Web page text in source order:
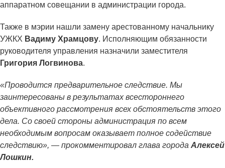
аппаратном совещании в администрации города.
Также в мэрии нашли замену арестованному начальнику
УЖКХ Вадиму Храмцову. Исполняющим обязанности
руководителя управления назначили заместителя
Григория Логвинова.
«Проводится предварительное следствие. Мы
заинтересованы в результатах всестороннего
объективного рассмотрения всех обстоятельств этого
дела. Со своей стороны администрация по всем
необходимым вопросам оказывает полное содействие
следствию», — прокомментировал глава города Алексей
Лошкин.